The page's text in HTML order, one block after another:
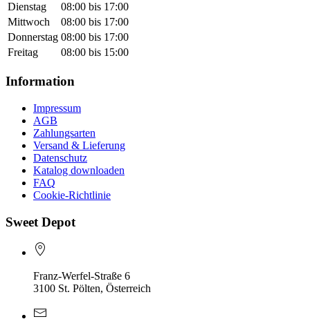
Dienstag
08:00 bis 17:00
Mittwoch
08:00 bis 17:00
Donnerstag 08:00 bis 17:00
Freitag
08:00 bis 15:00
Information
Impressum
AGB
Zahlungsarten
Versand & Lieferung
Datenschutz
Katalog downloaden
FAQ
Cookie-Richtlinie
Sweet Depot
Franz-Werfel-Straße 6
3100 St. Pölten, Österreich